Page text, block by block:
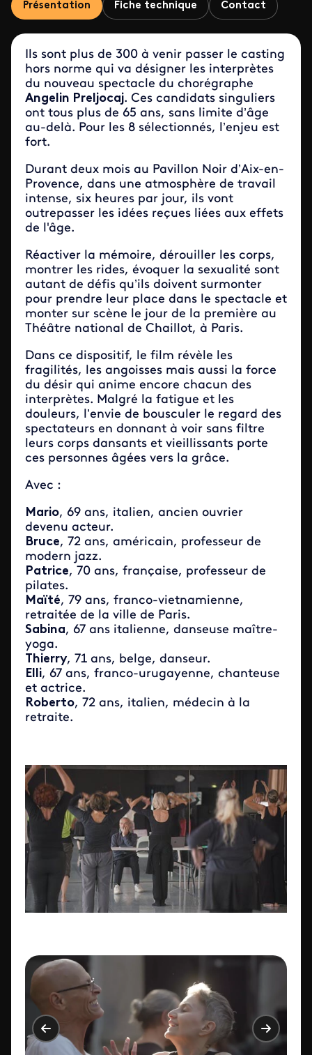
Présentation Fiche technique Contact
Ils sont plus de 300 à venir passer le casting
hors norme qui va désigner les interprètes
du nouveau spectacle du chorégraphe
Angelin Preljocaj. Ces candidats singuliers
ont tous plus de 65 ans, sans limite d’âge
au-delà. Pour les 8 sélectionnés, l’enjeu est
fort.
Durant deux mois au Pavillon Noir d’Aix-en-
Provence, dans une atmosphère de travail
intense, six heures par jour, ils vont
outrepasser les idées reçues liées aux effets
de l'âge.
Réactiver la mémoire, dérouiller les corps,
montrer les rides, évoquer la sexualité sont
autant de défis qu’ils doivent surmonter
pour prendre leur place dans le spectacle et
monter sur scène le jour de la première au
Théâtre national de Chaillot, à Paris.
Dans ce dispositif, le film révèle les
fragilités, les angoisses mais aussi la force
du désir qui anime encore chacun des
interprètes. Malgré la fatigue et les
douleurs, l’envie de bousculer le regard des
spectateurs en donnant à voir sans filtre
leurs corps dansants et vieillissants porte
ces personnes âgées vers la grâce.
Avec :
Mario, 69 ans, italien, ancien ouvrier
devenu acteur.
Bruce, 72 ans, américain, professeur de
modern jazz.
Patrice, 70 ans, française, professeur de
pilates.
Maïté, 79 ans, franco-vietnamienne,
retraitée de la ville de Paris.
Sabina, 67 ans italienne, danseuse maître-
yoga.
Thierry, 71 ans, belge, danseur.
Elli, 67 ans, franco-urugayenne, chanteuse
et actrice.
Roberto, 72 ans, italien, médecin à la
retraite.